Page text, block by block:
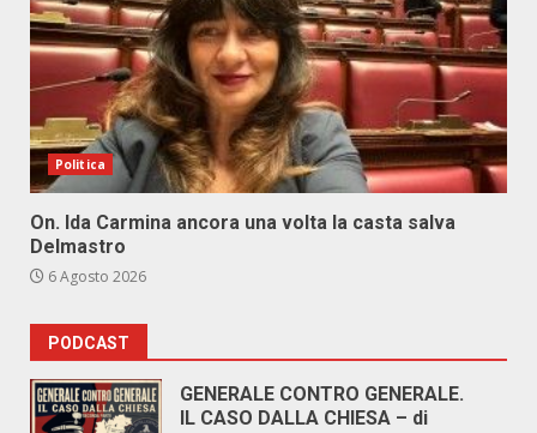
Politica
On. Ida Carmina ancora una volta la casta salva
Delmastro
6 Agosto 2026
PODCAST
GENERALE CONTRO GENERALE.
IL CASO DALLA CHIESA – di